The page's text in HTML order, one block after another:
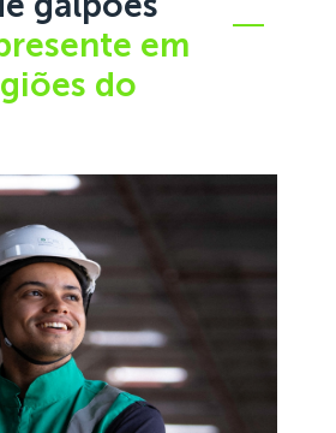
em
do